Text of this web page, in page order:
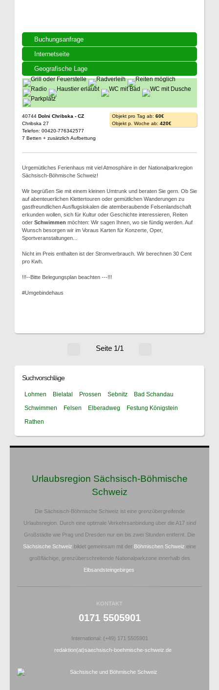
Buchungsanfrage
Internetseite
Geografische Lage
40744 Dolni Chribska - CZ
Chribska 27
Telefon: 00420-776342577
7 Betten + zusätzlich Aufbettung
Objekt pro Tag ab: 60€
Objekt p. Woche ab: 420€
Urgemütliches Ferienhaus mit viel Atmosphäre in der Nationalparkregion
Sächsisch-Böhmische Schweiz!
Wir begrüßen Sie mit einem kleinen Umtrunk und beraten Sie gern. Ob Sie
auf abenteuerlichen Klettertouren oder gemütlichen Wanderungen zu
gastfreundlichen Ausflugslokalen die atemberaubende Felsenlandschaft
erkunden wollen, sich für Kultur oder Geschichte interessieren, Reiten
oder Schwimmen möchten: Wir sagen Ihnen, wo sie fündig werden. Auf
Wunsch besorgen wir im Voraus Karten für Konzerte, Oper,
Sportveranstaltungen...
Nicht im Preis enthalten ist der Stromverbrauch. Wir berechnen 30 Cent
pro Kwh.
!!!--Bitte Belegungsplan beachten ---!!!
#Umgebindehaus
Seite 1/1
Suchvorschläge
Lohmen Bielatal Prossen Sebnitz
Bad Schandau
Schwimmen
Felsen Elberadweg
Festung Königstein
Rathen
Urlaubsregion Sächsisch-Böhmische
Schweiz
Die Sächsisch-Böhmische Schweiz ist eine grenzübergreifende
Urlaubsregion. Durch eine optimale Verkehrsanbindung über die A17 sind
Großstädte wie Prag und Dresden nur ein bis zwei Stunden entfernt. Die
Sächsische Schweiz bildet gemeinsam mit der Böhmischen Schweiz eine
großflächige, grenzüberschreitende Nationalparkzone innerhalb des
Elbsandsteingebirges
KONTAKT
0171 5505901
International: (+49) 171 5505901
redaktion(at)saechsisch-boehmische-schweiz.de